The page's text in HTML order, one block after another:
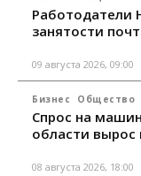
Работодатели
занятости
09 августа 2026, 09:00
Бизнес Общество
Спрос на
области вырос
08 августа 2026, 18:00